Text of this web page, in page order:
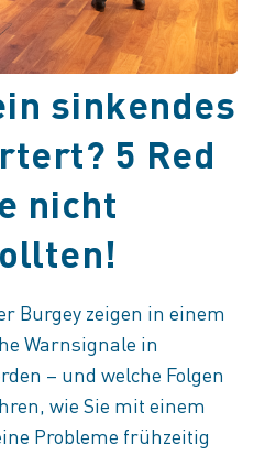
sinkendes
5 Red
nicht
Burgey zeigen in einem
Warnsignale in
– und welche Folgen
wie Sie mit einem
Probleme frühzeitig